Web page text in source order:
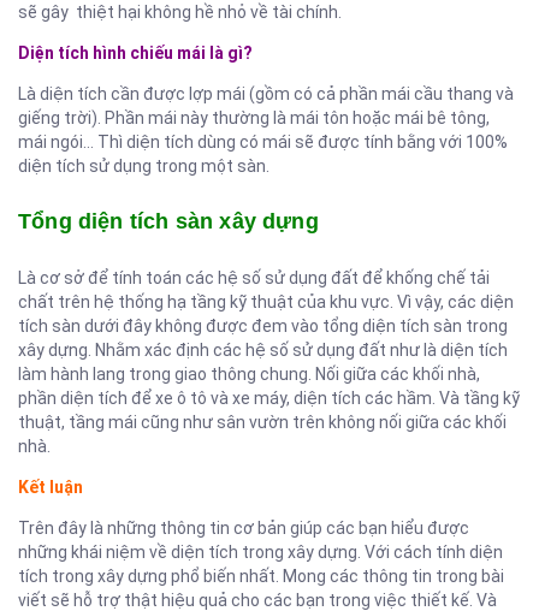
sẽ gây thiệt hại không hề nhỏ về tài chính.
Diện tích hình chiếu mái là gì?
Là diện tích cần được lợp mái (gồm có cả phần mái cầu thang và
giếng trời). Phần mái này thường là mái tôn hoặc mái bê tông,
mái ngói… Thì diện tích dùng có mái sẽ được tính bằng với 100%
diện tích sử dụng trong một sàn.
Tổng diện tích sàn xây dựng
Là cơ sở để tính toán các hệ số sử dụng đất để khống chế tải
chất trên hệ thống hạ tầng kỹ thuật của khu vực. Vì vậy, các diện
tích sàn dưới đây không được đem vào tổng diện tích sàn trong
xây dựng. Nhằm xác định các hệ số sử dụng đất như là diện tích
làm hành lang trong giao thông chung. Nối giữa các khối nhà,
phần diện tích để xe ô tô và xe máy, diện tích các hầm. Và tầng kỹ
thuật, tầng mái cũng như sân vườn trên không nối giữa các khối
nhà.
Kết luận
Trên đây là những thông tin cơ bản giúp các bạn hiểu được
những khái niệm về diện tích trong xây dựng. Với cách tính diện
tích trong xây dựng phổ biến nhất. Mong các thông tin trong bài
viết sẽ hỗ trợ thật hiệu quả cho các bạn trong việc thiết kế. Và